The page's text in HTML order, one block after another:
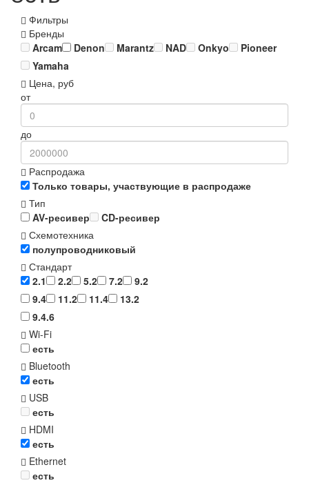
Фильтры
Бренды
Arcam
Denon Marantz NAD Onkyo
Pioneer
Yamaha
Цена, руб
от
до
Распродажа
Только товары, участвующие в распродаже
Тип
AV-ресивер
CD-ресивер
Схемотехника
полупроводниковый
Стандарт
2.1
2.2 5.2 7.2
9.2
9.4
11.2 11.4
13.2
9.4.6
Wi-Fi
есть
Bluetooth
есть
USB
есть
HDMI
есть
Ethernet
есть